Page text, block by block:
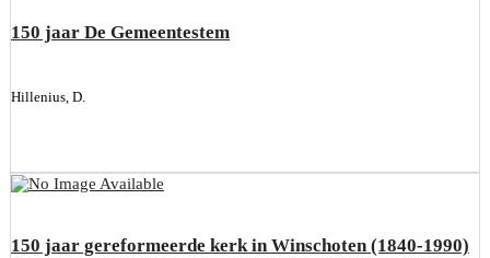
150 jaar De Gemeentestem
Hillenius, D.
150 jaar gereformeerde kerk in Winschoten (1840-1990)